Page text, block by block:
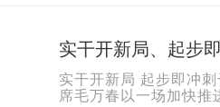
实干开新局、起步
实干开新局 起步即冲
席毛万春以一场加快推